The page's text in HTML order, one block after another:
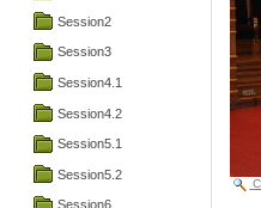
Session2
Session3
Session4.1
Session4.2
Session5.1
Session5.2
Session6